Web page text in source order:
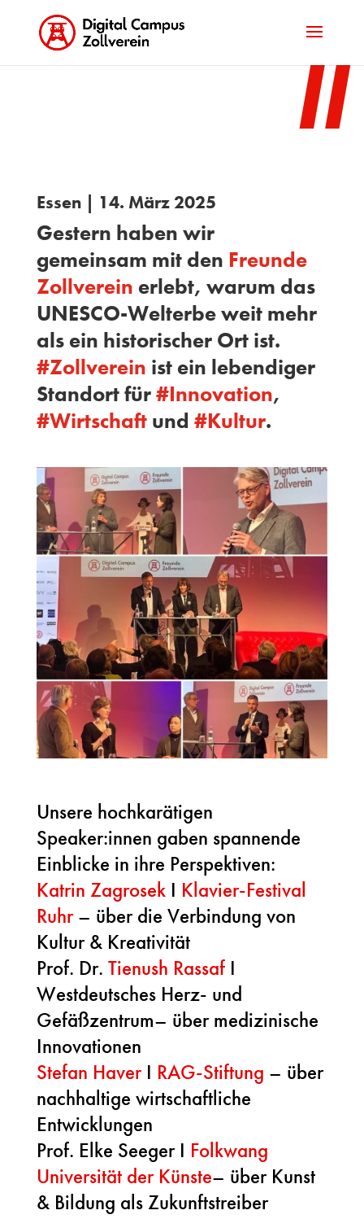
Essen | 14. März 2025
Gestern haben wir
gemeinsam mit den Freunde
Zollverein erlebt, warum das
UNESCO-Welterbe weit mehr
als ein historischer Ort ist.
#Zollverein ist ein lebendiger
Standort für#Innovation,
#Wirtschaft und #Kultur.
Unsere hochkarätigen
Speaker:innen gaben spannende
Einblicke in ihre Perspektiven:
Katrin Zagrosek I Klavier-Festival
Ruhr – über die Verbindung von
Kultur & Kreativität
Prof. Dr. Tienush Rassaf I
Westdeutsches Herz- und
Gefäßzentrum– über medizinische
Innovationen
Stefan Haver I RAG-Stiftung – über
nachhaltige wirtschaftliche
Entwicklungen
Prof. Elke Seeger I Folkwang
Universität der Künste– über Kunst
& Bildung als Zukunftstreiber